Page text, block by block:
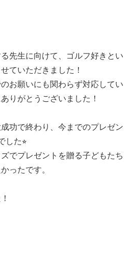
先生に向けて、ゴルフ好きとい
ていただきました！
お願いにも関わらず対応してい
りがとうございました！
功で終わり、今までのプレゼン
した⭐︎
でプレゼントを贈る子どもたち
ったです。